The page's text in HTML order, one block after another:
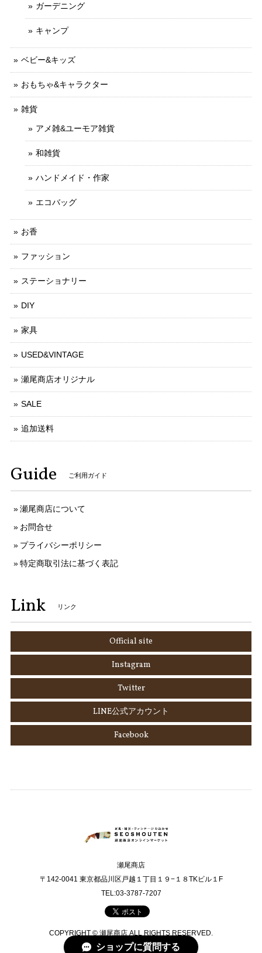
ガーデニング
キャンプ
ベビー&キッズ
おもちゃ&キャラクター
雑貨
アメ雑&ユーモア雑貨
和雑貨
ハンドメイド・作家
エコバッグ
お香
ファッション
ステーショナリー
DIY
家具
USED&VINTAGE
瀬尾商店オリジナル
SALE
追加送料
Guide ご利用ガイド
瀬尾商店について
お問合せ
プライバシーポリシー
特定商取引法に基づく表記
Link リンク
Official site
Instagram
Twitter
LINE公式アカウント
Facebook
瀬尾商店
〒142-0041 東京都品川区戸越１丁目１９−１８TKビル１F
TEL:03-3787-7207
COPYRIGHT © 瀬尾商店 ALL RIGHTS RESERVED.
ショップに質問する